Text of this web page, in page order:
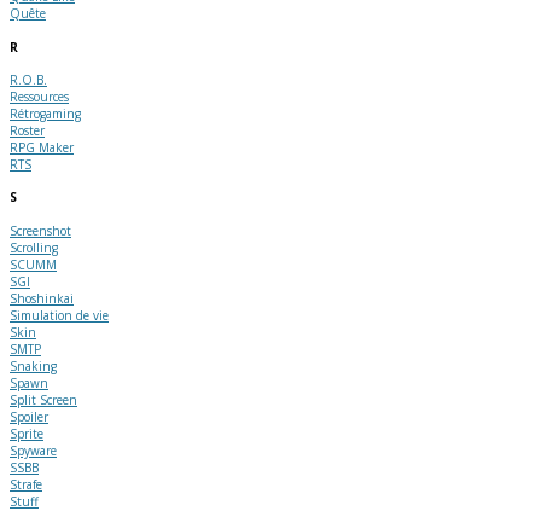
Quête
R
R.O.B.
Ressources
Rétrogaming
Roster
RPG Maker
RTS
S
Screenshot
Scrolling
SCUMM
SGI
Shoshinkai
Simulation de vie
Skin
SMTP
Snaking
Spawn
Split Screen
Spoiler
Sprite
Spyware
SSBB
Strafe
Stuff